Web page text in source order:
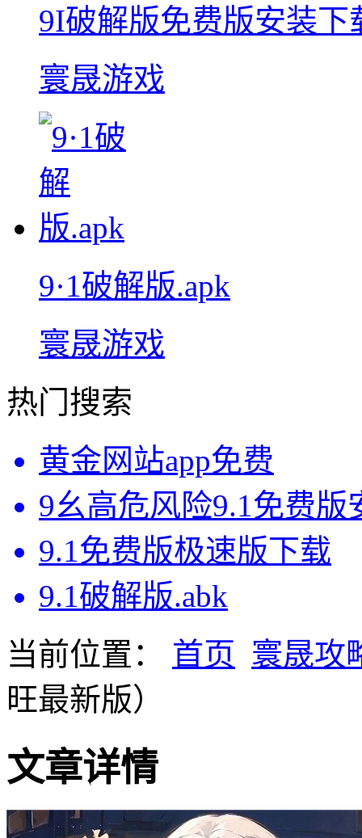
9I破解版免费版安装下
寰晟游戏
9·1破解版.apk
寰晟游戏
热门搜索
黄金网站app免费
9幺高危风险9.1免费版
9.1免费版极速版下载
9.1破解版.abk
当前位置：
首页 寰晟攻
旺最新版）
文章详情